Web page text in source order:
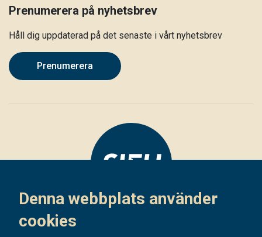
Denna webbplats använder
cookies
Prenumerera på nyhetsbrev
Håll dig uppdaterad på det senaste i vårt nyhetsbrev
Prenumerera
SIFU är ett av Sveriges ledande utbildningsföretag. Med hundratals kurser